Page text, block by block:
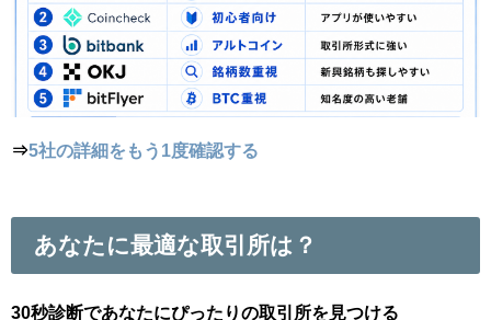
⇒5社の詳細をもう1度確認する
あなたに最適な取引所は？
30秒診断であなたにぴったりの取引所を見つける